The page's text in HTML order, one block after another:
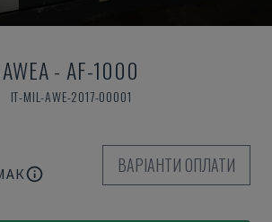
AWEA- AF-1000
IT-MIL-AWE-2017-00001
ВАРІАНТИ ОПЛАТИ